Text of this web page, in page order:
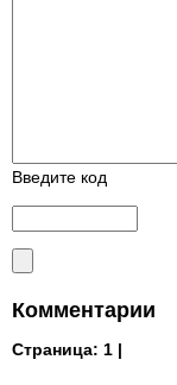
Введите код
Комментарии
Страница: 1 |